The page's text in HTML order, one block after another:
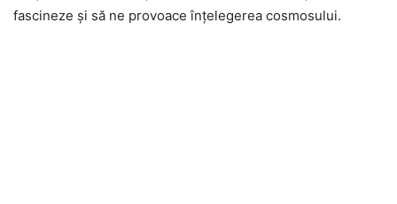
fascineze și să ne provoace înțelegerea cosmosului.